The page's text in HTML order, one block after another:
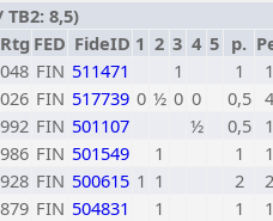
TB2: 8,5)
Rtg FED FideID 1 2 3 4 5 p.
FIN 511471 1 1
FIN 517739 0 ½ 0 0 0,5
FIN 501107 ½ 0,5
FIN 501549 1 1
FIN 500615 1 1 2
FIN 504831 1 1